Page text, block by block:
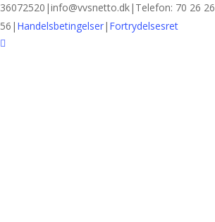
36072520 |info@vvsnetto.dk| Telefon: 70 26 26
56 | Handelsbetingelser| Fortrydelsesret
facebook